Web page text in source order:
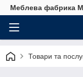
Меблева фабрика
Товари та